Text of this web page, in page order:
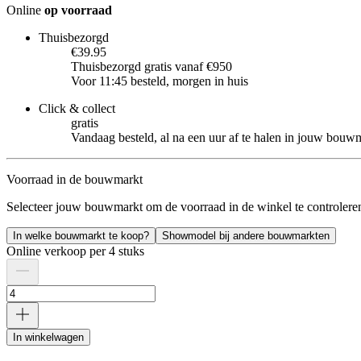
Online op voorraad
Thuisbezorgd
€39.95
Thuisbezorgd gratis vanaf €950
Voor 11:45 besteld, morgen in huis
Click & collect
gratis
Vandaag besteld, al na een uur af te halen in jouw
Voorraad in de bouwmarkt
Selecteer jouw bouwmarkt om de voorraad in de winkel te
In welke bouwmarkt te koop? Showmodel bij andere bouwmarkten
Online verkoop per 4 stuks
In winkelwagen